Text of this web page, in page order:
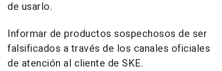
de usarlo.
Informar de productos sospechosos de ser
falsificados a través de los canales oficiales
de atención al cliente de SKE.